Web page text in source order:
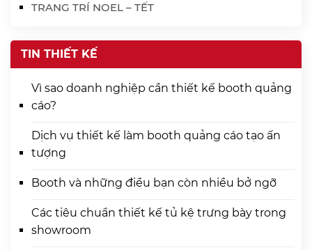
TRANG TRÍ NOEL – TẾT
TIN THIẾT KẾ
Vì sao doanh nghiệp cần thiết kế booth quảng
cáo?
Dịch vụ thiết kế làm booth quảng cáo tạo ấn
tượng
Booth và những điều bạn còn nhiều bở ngỡ
Các tiêu chuẩn thiết kế tủ kệ trưng bày trong
showroom